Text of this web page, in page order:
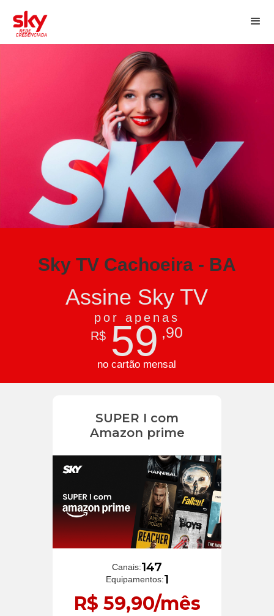
Sky TV Cachoeira - BA
Assine Sky TV
por apenas
R$ 59 ,90
no cartão mensal
SUPER I com
Amazon prime
Canais:147
Equipamentos:1
R$ 59,90/mês